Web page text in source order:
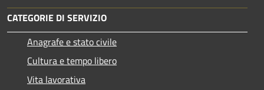
CATEGORIE DI SERVIZIO
Anagrafe e stato civile
Cultura e tempo libero
Vita lavorativa